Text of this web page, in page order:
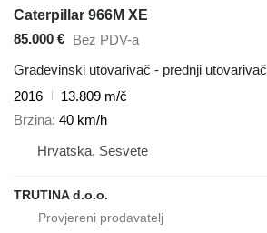
Caterpillar 966M XE
85.000 € Bez PDV-a
Građevinski utovarivač - prednji utovarivač
2016
13.809 m/č
Brzina 40 km/h
Hrvatska, Sesvete
TRUTINA d.o.o.